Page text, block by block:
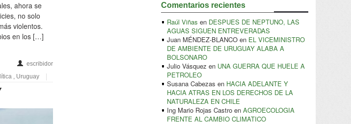
ahora se
no solo
violentos.
en los […]
escribidor
, Uruguay
Comentarios recientes
Raúl Viñas en DESPUES DE NEPTUNO, LAS
AGUAS SIGUEN ENTREVERADAS
Juan MÉNDEZ-BLANCO en EL VICEMINISTRO
DE AMBIENTE DE URUGUAY ALABA A
BOLSONARO
Julio Vásquez en UNA GUERRA QUE HUELE A
PETROLEO
Susana Cabezas en HACIA ADELANTE Y
HACIA ATRAS EN LOS DERECHOS DE LA
NATURALEZA EN CHILE
Ing Mario Rojas Castro en AGROECOLOGIA
FRENTE AL CAMBIO CLIMATICO